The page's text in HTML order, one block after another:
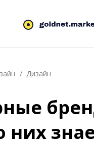
Дизайн
них